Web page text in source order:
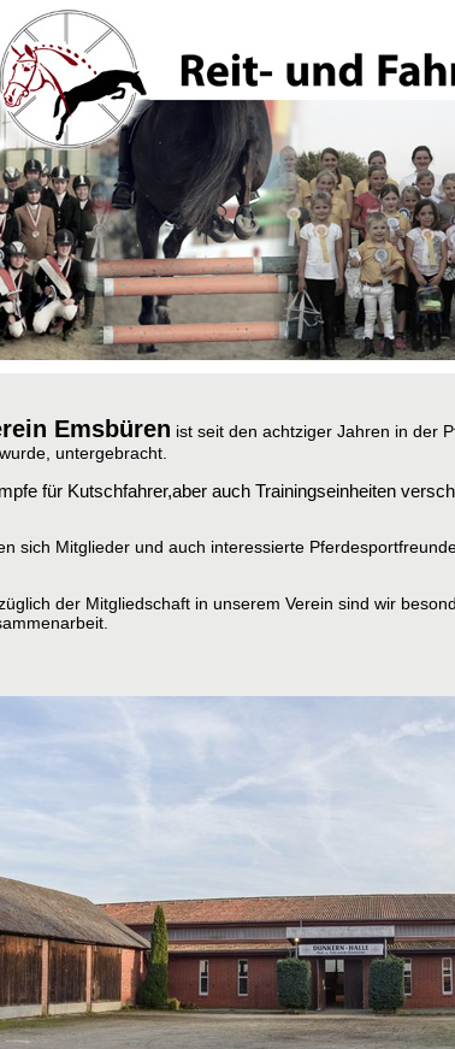
Emsbüren ist seit den achtziger Jahren in der
untergebracht.
für Kutschfahrer,aber auch Trainingseinheiten
sich Mitglieder und auch interessierte
der Mitgliedschaft in unserem Verein sind wir